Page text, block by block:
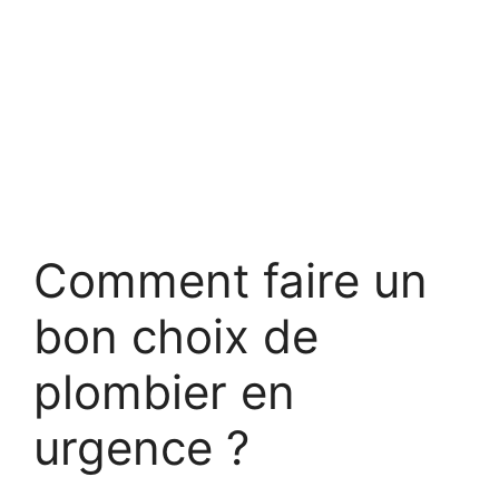
Comment faire un
bon choix de
plombier en
urgence ?